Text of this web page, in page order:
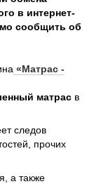
в интернет-
сообщить об
«Матрас -
матрас в
следов
прочих
а также